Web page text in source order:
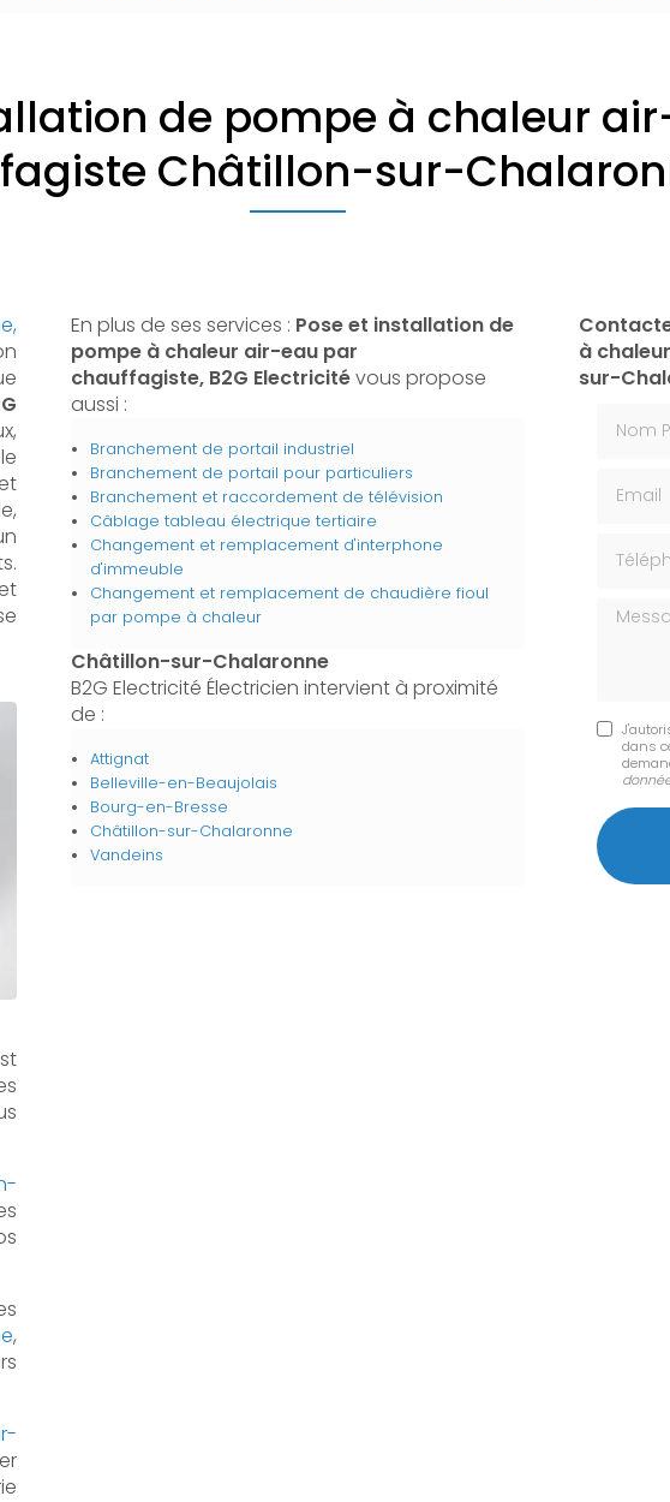
de pompe à chaleur
Châtillon-sur-
,
En plus de ses services : Pose et installation de
pompe à chaleur air-eau par
chauffagiste, B2G Electricitévous propose
aussi :
Branchement de portail industriel
Branchement de portail pour particuliers
Branchement et raccordement de télévision
Câblage tableau électrique tertiaire
Changement et remplacement d'interphone
d'immeuble
Changement et remplacement de chaudière fioul
par pompe à chaleur
Châtillon-sur-Chalaronne
B2G Electricité Électricien intervient à proximité
de :
Attignat
Belleville-en-Beaujolais
Bourg-en-Bresse
Châtillon-sur-Chalaronne
Vandeins
à
sur-
dans